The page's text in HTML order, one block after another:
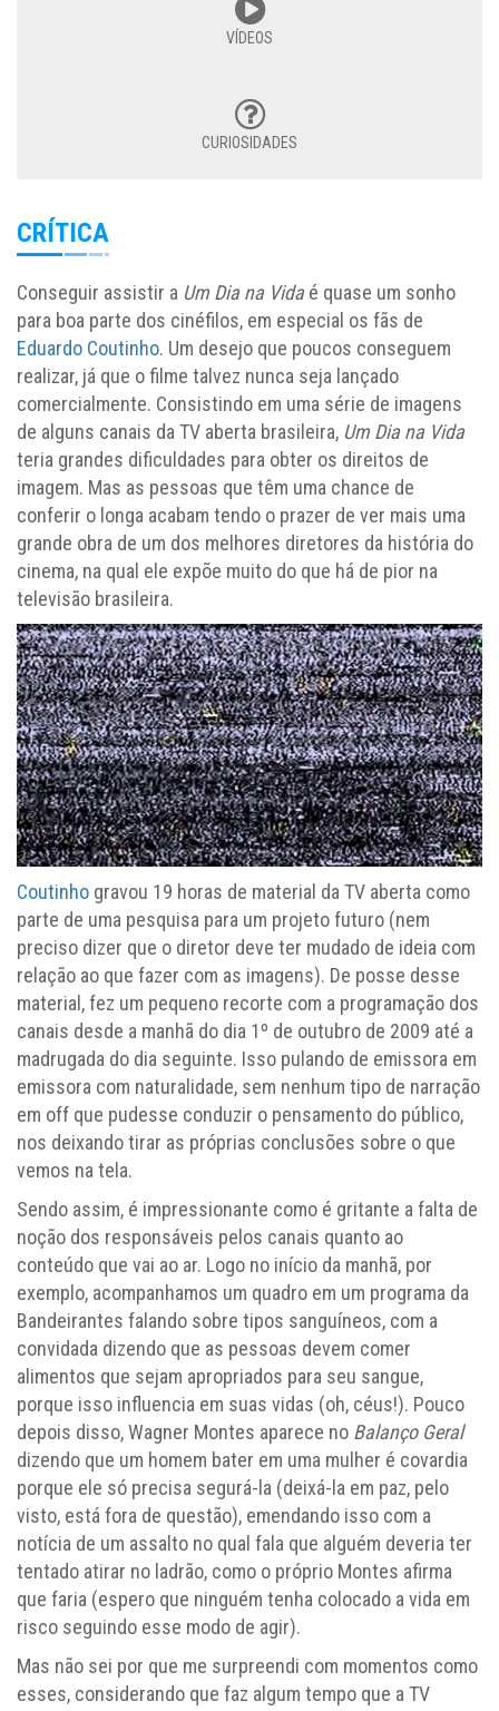
VÍDEOS
CURIOSIDADES
CRÍTICA
Conseguir assistir a Um Dia na Vidaé quase um sonho
para boa parte dos cinéfilos, em especial os fãs de
Eduardo Coutinho. Um desejo que poucos conseguem
realizar, já que o filme talvez nunca seja lançado
comercialmente. Consistindo em uma série de imagens
de alguns canais da TV aberta brasileira, Um Dia na Vida
teria grandes dificuldades para obter os direitos de
imagem. Mas as pessoas que têm uma chance de
conferir o longa acabam tendo o prazer de ver mais uma
grande obra de um dos melhores diretores da história do
cinema, na qual ele expõe muito do que há de pior na
televisão brasileira.
Coutinho gravou 19 horas de material da TV aberta como
parte de uma pesquisa para um projeto futuro (nem
preciso dizer que o diretor deve ter mudado de ideia com
relação ao que fazer com as imagens). De posse desse
material, fez um pequeno recorte com a programação dos
canais desde a manhã do dia 1º de outubro de 2009 até a
madrugada do dia seguinte. Isso pulando de emissora em
emissora com naturalidade, sem nenhum tipo de narração
em off que pudesse conduzir o pensamento do público,
nos deixando tirar as próprias conclusões sobre o que
vemos na tela.
Sendo assim, é impressionante como é gritante a falta de
noção dos responsáveis pelos canais quanto ao
conteúdo que vai ao ar. Logo no início da manhã, por
exemplo, acompanhamos um quadro em um programa da
Bandeirantes falando sobre tipos sanguíneos, com a
convidada dizendo que as pessoas devem comer
alimentos que sejam apropriados para seu sangue,
porque isso influencia em suas vidas (oh, céus!). Pouco
depois disso, Wagner Montes aparece no Balanço Geral
dizendo que um homem bater em uma mulher é covardia
porque ele só precisa segurá-la (deixá-la em paz, pelo
visto, está fora de questão), emendando isso com a
notícia de um assalto no qual fala que alguém deveria ter
tentado atirar no ladrão, como o próprio Montes afirma
que faria (espero que ninguém tenha colocado a vida em
risco seguindo esse modo de agir).
Mas não sei por que me surpreendi com momentos como
esses, considerando que faz algum tempo que a TV